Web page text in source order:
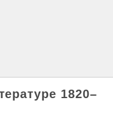
1820–